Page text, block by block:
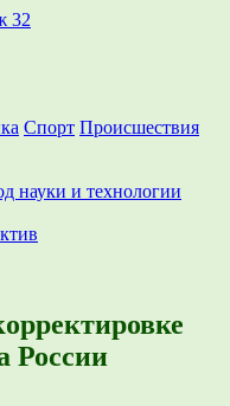
Спорт Происшествия
науки и технологии
России